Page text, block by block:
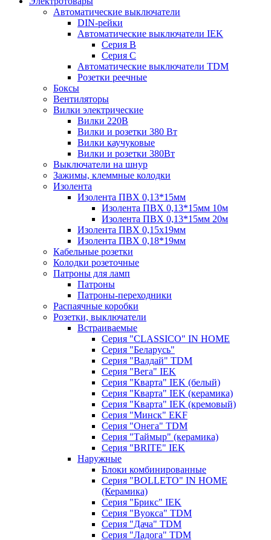
Автоматические выключатели
DIN-рейки
Автоматические выключатели IEK
Серия B
Серия С
Автоматические выключатели TDM
Розетки реечные
Боксы
Вентиляторы
Вилки электрические
Вилки 220В
Вилки и розетки 380 Вт
Вилки каучуковые
Вилки и розетки 380Вт
Выключатели на шнур
Зажимы, клеммные колодки
Изолента
Изолента ПВХ 0,13*15мм
Изолента ПВХ 0,13*15мм 10м
Изолента ПВХ 0,13*15мм 20м
Изолента ПВХ 0,15х19мм
Изолента ПВХ 0,18*19мм
Кабельные розетки
Колодки розеточные
Патроны для ламп
Патроны
Патроны-переходники
Распаячные коробки
Розетки, выключатели
Встраиваемые
Серия "CLASSICO" IN HOME
Серия "Беларусь"
Серия "Валдай" TDM
Серия "Вега" IEK
Серия "Кварта" IEK (белый)
Серия "Кварта" IEK (керамика)
Серия "Кварта" IEK (кремовый)
Серия "Минск" EKF
Серия "Онега" TDM
Серия "Таймыр" (керамика)
Серия "BRITE" IEK
Наружные
Блоки комбинированные
Серия "BОLLETO" IN HOME
(Керамика)
Серия "Брикс" IEK
Серия "Вуокса" TDM
Серия "Дача" TDM
Серия "Ладога" TDM